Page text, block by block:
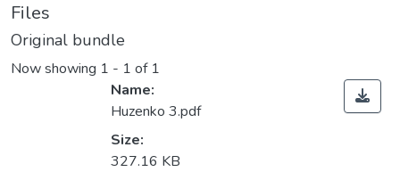
Files
Original bundle
Now showing 1 - 1 of 1
Name:
Huzenko 3.pdf
Size:
327.16 KB